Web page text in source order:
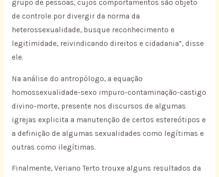
grupo de pessoas, cujos comportamentos são objeto
de controle por divergir da norma da
heterossexualidade, busque reconhecimento e
legitimidade, reivindicando direitos e cidadania”, disse
ele.
Na análise do antropólogo, a equação
homossexualidade-sexo impuro-contaminação-castigo
divino-morte, presente nos discursos de algumas
igrejas explicita a manutenção de certos estereótipos e
a definição de algumas sexualidades como legítimas e
outras como ilegítimas.
Finalmente, Veriano Terto trouxe alguns resultados da